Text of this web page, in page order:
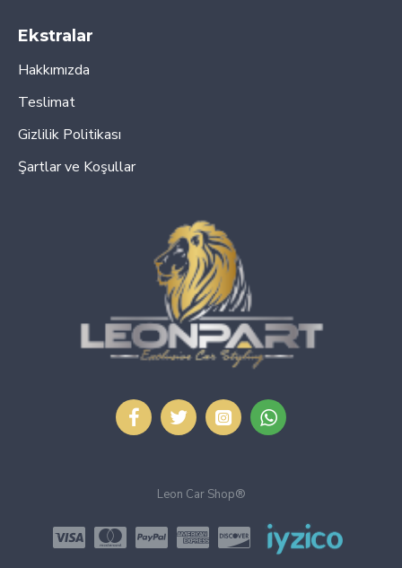
Ekstralar
Hakkımızda
Teslimat
Gizlilik Politikası
Şartlar ve Koşullar
Leon Car Shop®